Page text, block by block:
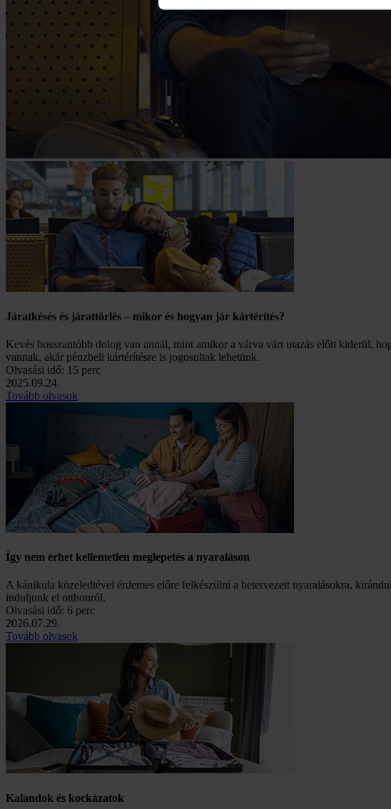
Járatkésés és járattörlés – mikor és hogyan jár kártérítés?
Kevés bosszantóbb dolog van annál, mint amikor a várva várt utazás előtt kiderül,
vannak, akár pénzbeli kártérítésre is jogosultak lehetünk.
Olvasási idő: 15 perc
2025.09.24.
Tovább olvasok
Így nem érhet kellemetlen meglepetés a nyaraláson
A kánikula közeledtével érdemes előre felkészülni a betervezett nyaralásokra,
induljunk el otthonról.
Olvasási idő: 6 perc
2026.07.29.
Tovább olvasok
Kalandok és kockázatok